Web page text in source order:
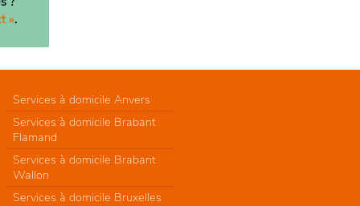
».
Services à domicile Anvers
Services à domicile Brabant
Flamand
Services à domicile Brabant
Wallon
Services à domicile Bruxelles